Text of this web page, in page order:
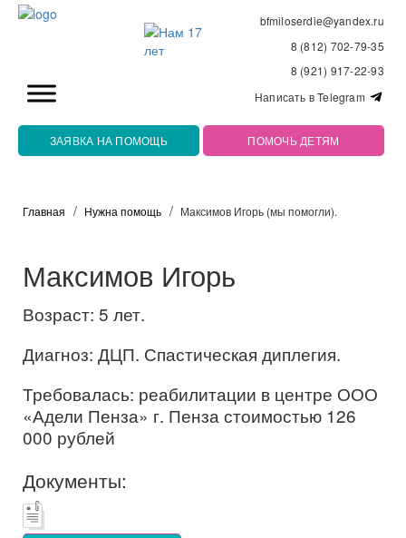
bfmiloserdie@yandex.ru
8 (812) 702-79-35
8 (921) 917-22-93
Написать в Telegram
ЗАЯВКА НА ПОМОЩЬ ПОМОЧЬ ДЕТЯМ
Главная Нужна помощь Максимов Игорь (мы помогли).
Максимов Игорь
Возраст: 5 лет.
Диагноз: ДЦП. Спастическая диплегия.
Требовалась: реабилитации в центре ООО
«Адели Пенза» г. Пенза стоимостью 126
000 рублей
Документы: